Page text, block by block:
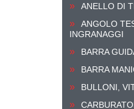
ANELLO DI
ANGOLO
INGRANAGGI
BARRA
BARRA
BULLONI,